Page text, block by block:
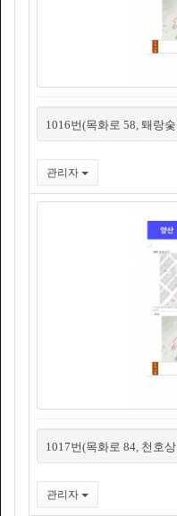
1016번(목화로 58, 퇘랑
관리자
1017번(목화로 84, 천호
관리자